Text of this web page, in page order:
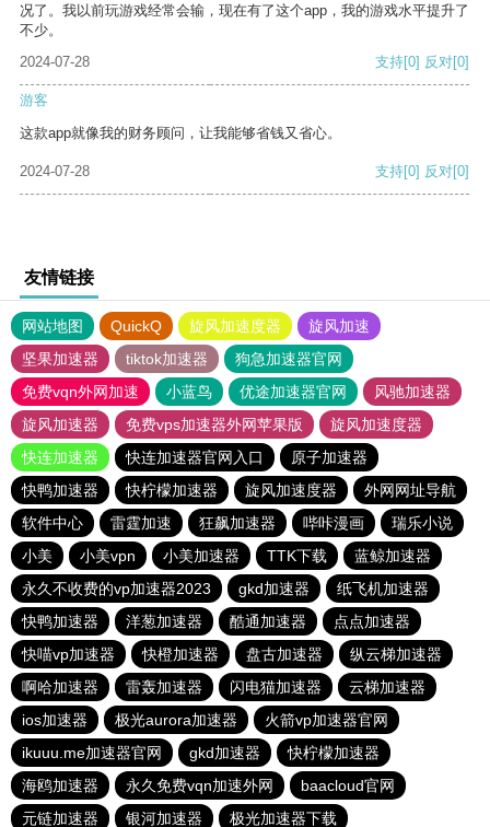
况了。我以前玩游戏经常会输，现在有了这个app，我的游戏水平提升了
不少。
2024-07-28
支持[0] 反对[0]
游客
这款app就像我的财务顾问，让我能够省钱又省心。
2024-07-28 支持[0] 反对[0]
友情链接
网站地图 QuickQ 旋风加速度器
旋风加速
坚果加速器
tiktok加速器
狗急加速器官网
免费vqn外网加速
小蓝鸟 优途加速器官网
风驰加速器
旋风加速器
免费vps加速器外网苹果版
旋风加速度器
快连加速器
快连加速器官网入口
原子加速器
快鸭加速器
快柠檬加速器 旋风加速度器
外网网址导航
软件中心
雷霆加速 狂飙加速器 哔咔漫画
瑞乐小说
小美
小美vpn 小美加速器 TTK下载
蓝鲸加速器
永久不收费的vp加速器2023
gkd加速器
纸飞机加速器
快鸭加速器
洋葱加速器 酷通加速器
点点加速器
快喵vp加速器
快橙加速器 盘古加速器
纵云梯加速器
啊哈加速器
雷轰加速器 闪电猫加速器
云梯加速器
ios加速器
极光aurora加速器
火箭vp加速器官网
ikuuu.me加速器官网
gkd加速器
快柠檬加速器
海鸥加速器
永久免费vqn加速外网
baacloud官网
元链加速器
银河加速器 极光加速器下载